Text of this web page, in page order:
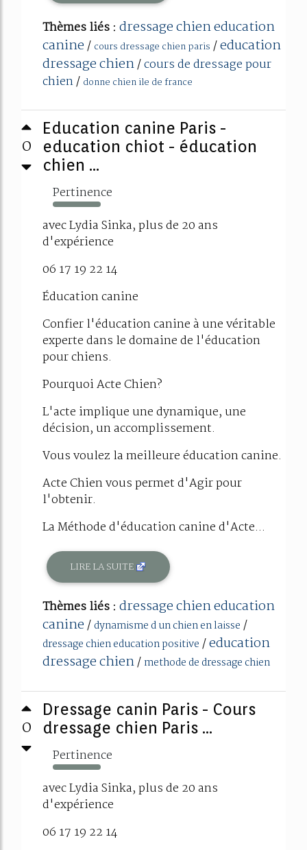
Thèmes liés : dressage chien education
canine/ cours dressage chien paris /education
dressage chien/cours de dressage pour
chien/ donne chien ile de france
0
Education canine Paris -
education chiot - éducation
chien ...
Pertinence
246%
avec Lydia Sinka, plus de 20 ans
d'expérience
06 17 19 22 14
Éducation canine
Confier l'éducation canine à une véritable
experte dans le domaine de l'éducation
pour chiens.
Pourquoi Acte Chien?
L'acte implique une dynamique, une
décision, un accomplissement.
Vous voulez la meilleure éducation canine.
Acte Chien vous permet d'Agir pour
l'obtenir.
La Méthode d'éducation canine d'Acte...
LIRE LA SUITE
Thèmes liés : dressage chien education
canine/ dynamisme d un chien en laisse /
dressage chien education positive /education
dressage chien/ methode de dressage chien
0
Dressage canin Paris - Cours
dressage chien Paris ...
Pertinence
213%
avec Lydia Sinka, plus de 20 ans
d'expérience
06 17 19 22 14